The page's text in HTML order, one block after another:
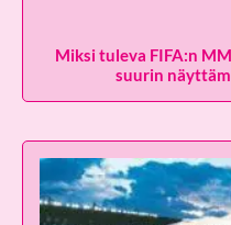
Miksi tuleva FIFA:n
suurin